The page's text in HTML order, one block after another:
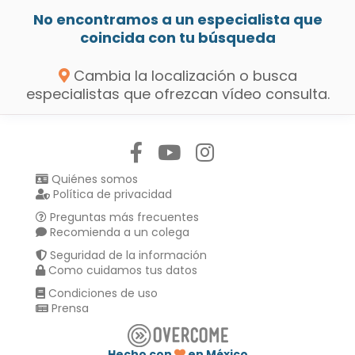
No encontramos a un especialista que
coincida con tu búsqueda
Cambia la localización o busca
especialistas que ofrezcan vídeo consulta.
Quiénes somos
Política de privacidad
Preguntas más frecuentes
Recomienda a un colega
Seguridad de la información
Como cuidamos tus datos
Condiciones de uso
Prensa